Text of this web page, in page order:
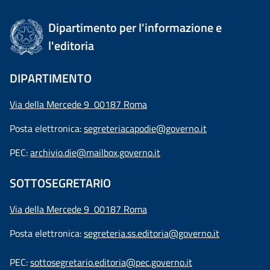
Dipartimento per l'informazione e
l'editoria
DIPARTIMENTO
Via della Mercede 9 00187 Roma
Posta elettronica:segreteriacapodie@governo.it
PEC:archivio.die@mailbox.governo.it
SOTTOSEGRETARIO
Via della Mercede 9 00187 Roma
Posta elettronica:segreteria.ss.editoria@governo.it
PEC:sottosegretario.editoria@pec.governo.it